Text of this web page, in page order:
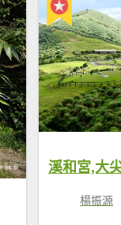
溪和宮,大
楊振源